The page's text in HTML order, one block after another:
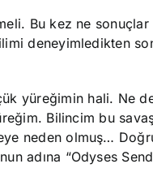
Bu kez ne
deneyimledikten
yüreğimin hali. Ne
Bilincim bu
neden olmuş…
adına “Odyses